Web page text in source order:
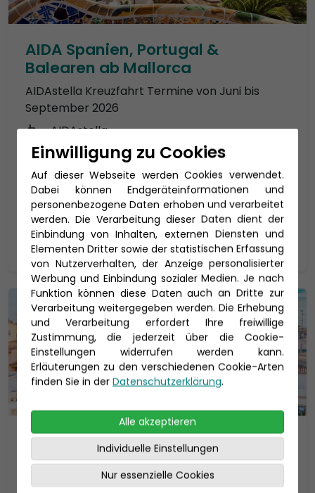
AIDA Spanien, Portugal &
Balearen ab Mallorca
AIDAstella Kreuzfahrt Termine von Juni bis
September 2026
AIDAstella
Reisedauer: 12 Tage
30.08. - 10.09.2026
p.P. ab 1.400 €
Zur Reise
AIDA Mediterrane Highlights ab
Mallorca
AIDAstella Kreuzfahrt Termine von Mai bis
Einwilligung zu Cookies
Auf dieser Webseite werden Cookies verwendet.
Dabei können Endgeräteinformationen und
personenbezogene Daten erhoben und verarbeitet
werden. Die Verarbeitung dieser Daten dient der
Einbindung von Inhalten, externen Diensten und
Elementen Dritter sowie der statistischen Erfassung
von Nutzerverhalten, der Anzeige personalisierter
Werbung und Einbindung sozialer Medien. Je nach
Funktion können diese Daten auch an Dritte zur
Verarbeitung weitergegeben werden. Die Erhebung
und Verarbeitung erfordert Ihre freiwillige
Zustimmung, die jederzeit über die Cookie-
Einstellungen widerrufen werden kann.
Erläuterungen zu den verschiedenen Cookie-Arten
finden Sie in der Datenschutzerklärung.
Alle akzeptieren
Individuelle Einstellungen
Nur essenzielle Cookies